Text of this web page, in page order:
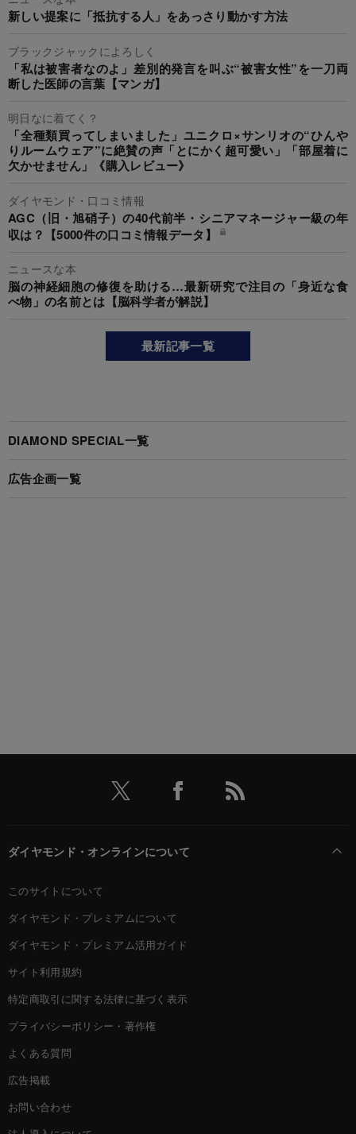
新しい提案に「抵抗する人」をあっさり動かす方法
ブラックジャックによろしく
「私は被害者なのよ」差別的発言を叫ぶ“被害女性”を一刀両
断した医師の言葉【マンガ】
明日なに着てく？
「全種類買ってしまいました」ユニクロ×サンリオの“ひんや
りルームウェア”に絶賛の声「とにかく超可愛い」「部屋着に
欠かせません」《購入レビュー》
ダイヤモンド・口コミ情報
AGC（旧・旭硝子）の40代前半・シニアマネージャー級の年
収は？【5000件の口コミ情報データ】
ニュースな本
脳の神経細胞の修復を助ける…最新研究で注目の「身近な食
べ物」の名前とは【脳科学者が解説】
最新記事一覧
DIAMOND SPECIAL一覧
広告企画一覧
ダイヤモンド・オンラインについて
このサイトについて
ダイヤモンド・プレミアムについて
ダイヤモンド・プレミアム活用ガイド
サイト利用規約
特定商取引に関する法律に基づく表示
プライバシーポリシー・著作権
よくある質問
広告掲載
お問い合わせ